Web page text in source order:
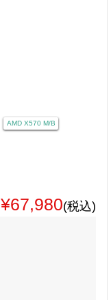
AMD X570 M/B
¥67,980(税込)